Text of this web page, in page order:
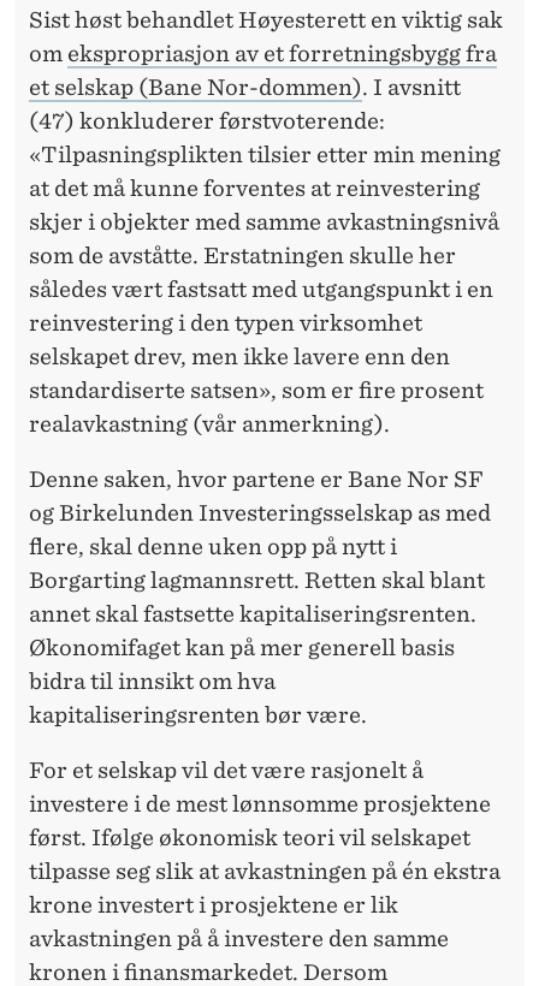
Sist høst behandlet Høyesterett en viktig sak
om ekspropriasjon av et forretningsbygg fra
et selskap (Bane Nor-dommen). I avsnitt
(47) konkluderer førstvoterende:
«Tilpasningsplikten tilsier etter min mening
at det må kunne forventes at reinvestering
skjer i objekter med samme avkastningsnivå
som de avståtte. Erstatningen skulle her
således vært fastsatt med utgangspunkt i en
reinvestering i den typen virksomhet
selskapet drev, men ikke lavere enn den
standardiserte satsen», som er fire prosent
realavkastning (vår anmerkning).
Denne saken, hvor partene er Bane Nor SF
og Birkelunden Investeringsselskap as med
flere, skal denne uken opp på nytt i
Borgarting lagmannsrett. Retten skal blant
annet skal fastsette kapitaliseringsrenten.
Økonomifaget kan på mer generell basis
bidra til innsikt om hva
kapitaliseringsrenten bør være.
For et selskap vil det være rasjonelt å
investere i de mest lønnsomme prosjektene
først. Ifølge økonomisk teori vil selskapet
tilpasse seg slik at avkastningen på én ekstra
krone investert i prosjektene er lik
avkastningen på å investere den samme
kronen i finansmarkedet. Dersom